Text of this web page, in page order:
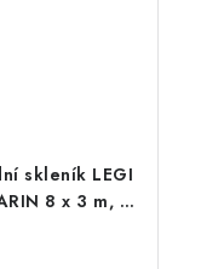
skleník LEGI
8 x 3 m, 4